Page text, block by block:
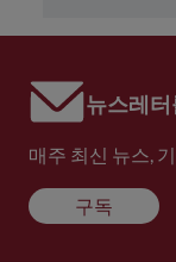
뉴스레
매주 최신 뉴스,
구독